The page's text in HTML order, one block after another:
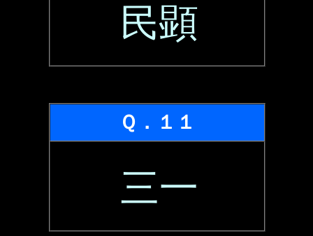
民顕
Ｑ．１１
三一